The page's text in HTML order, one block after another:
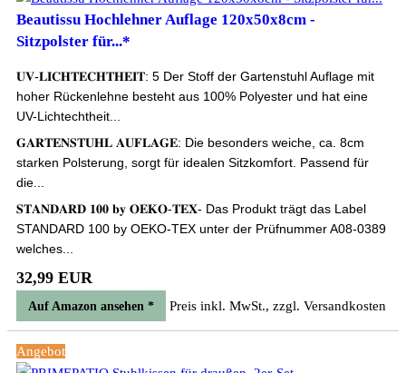
Beautissu Hochlehner Auflage 120x50x8cm -
Sitzpolster für...*
𝐔𝐕-𝐋𝐈𝐂𝐇𝐓𝐄𝐂𝐇𝐓𝐇𝐄𝐈𝐓: 5 Der Stoff der Gartenstuhl Auflage mit
hoher Rückenlehne besteht aus 100% Polyester und hat eine
UV-Lichtechtheit...
𝐆𝐀𝐑𝐓𝐄𝐍𝐒𝐓𝐔𝐇𝐋 𝐀𝐔𝐅𝐋𝐀𝐆𝐄: Die besonders weiche, ca. 8cm
starken Polsterung, sorgt für idealen Sitzkomfort. Passend für
die...
𝐒𝐓𝐀𝐍𝐃𝐀𝐑𝐃 𝟏𝟎𝟎 𝐛𝐲 𝐎𝐄𝐊𝐎-𝐓𝐄𝐗- Das Produkt trägt das Label
STANDARD 100 by OEKO-TEX unter der Prüfnummer A08-0389
welches...
32,99 EUR
Auf Amazon ansehen * Preis inkl. MwSt., zzgl. Versandkosten
Angebot